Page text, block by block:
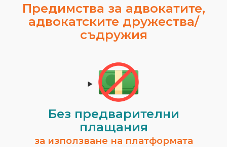
Предимства за адвокатите,
адвокатските дружества/
съдружия
Без предварителни
плащания
за използване на платформата